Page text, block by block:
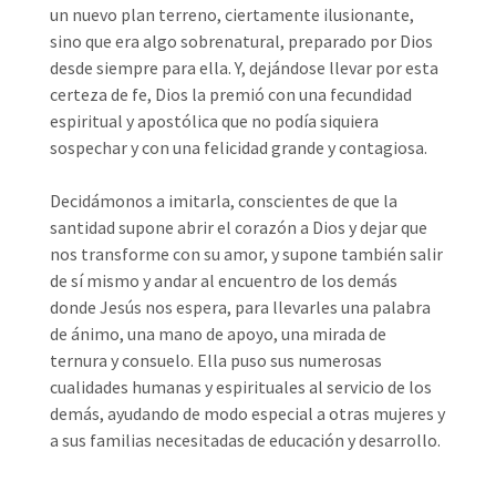
un nuevo plan terreno, ciertamente ilusionante,
sino que era algo sobrenatural, preparado por Dios
desde siempre para ella. Y, dejándose llevar por esta
certeza de fe, Dios la premió con una fecundidad
espiritual y apostólica que no podía siquiera
sospechar y con una felicidad grande y contagiosa.
Decidámonos a imitarla, conscientes de que la
santidad supone abrir el corazón a Dios y dejar que
nos transforme con su amor, y supone también salir
de sí mismo y andar al encuentro de los demás
donde Jesús nos espera, para llevarles una palabra
de ánimo, una mano de apoyo, una mirada de
ternura y consuelo. Ella puso sus numerosas
cualidades humanas y espirituales al servicio de los
demás, ayudando de modo especial a otras mujeres y
a sus familias necesitadas de educación y desarrollo.